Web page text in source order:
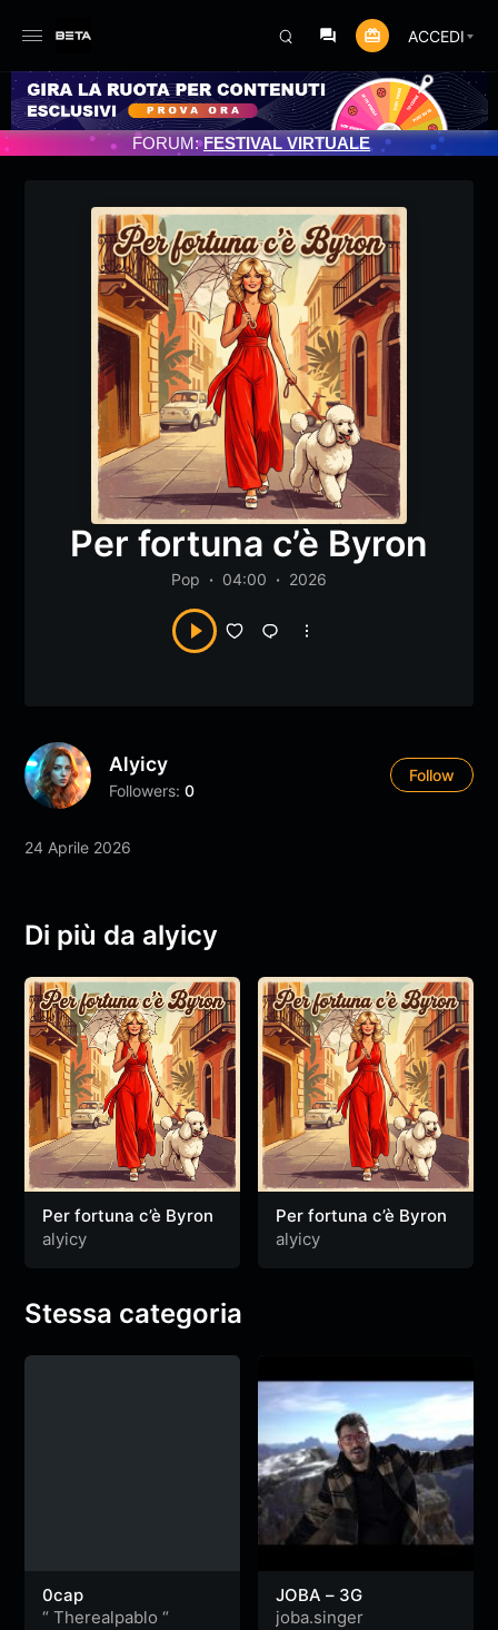
ACCEDI
PROGRAMMATO 3/07/2025
FORUM:FESTIVAL VIRTUALE
Per fortuna c’è Byron
Pop 04:00 2026
Alyicy
Followers: 0
Follow
24 Aprile 2026
Di più da alyicy
Per fortuna c’è Byron
alyicy
Per fortuna c’è Byron
alyicy
Stessa categoria
0cap
“ Therealpablo “
JOBA – 3G
joba.singer